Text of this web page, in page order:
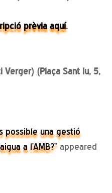
prèvia aquí.
Verger) (Plaça Sant Iu, 5,
possible una gestió
a l’AMB?”appeared